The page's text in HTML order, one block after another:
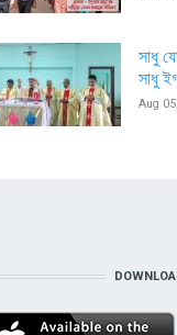
সাধু
সাধু
Aug